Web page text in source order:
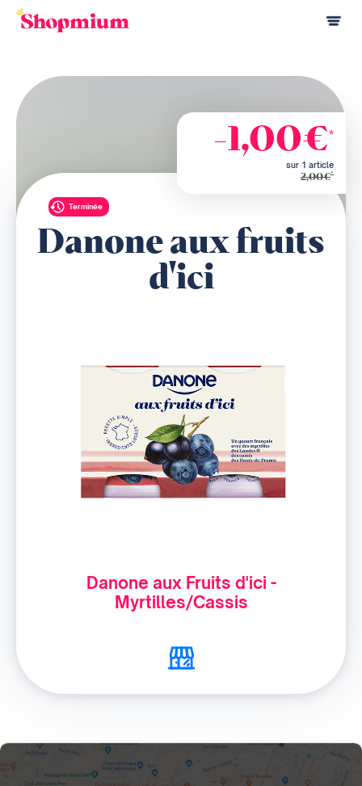
Terminée
Danone aux Fruits d'ici -
Myrtilles/Cassis
Danone aux fruits
d'ici
-1,00€*
sur 1 article
2,00€*